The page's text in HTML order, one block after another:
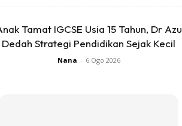
Tamat IGCSE Usia 15 Tahun, Dr Azu
Dedah Strategi Pendidikan Sejak Kecil
Nana - 6 Ogo 2026